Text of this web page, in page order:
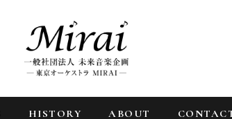
HISTORY ABOUT